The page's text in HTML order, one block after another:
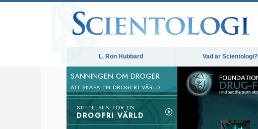
L. Ron Hubbard Vad är Scientologi?
SANNINGEN OM DROGER
ATT SKAPA EN DROGFRI VÄRLD
STIFTELSEN FÖR EN
DROGFRI VÄRLD